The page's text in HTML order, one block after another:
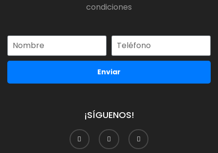
condiciones
Enviar
¡SÍGUENOS!